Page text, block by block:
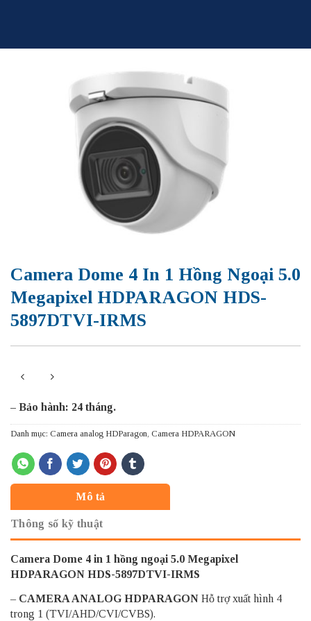
Camera Dome 4 In 1 Hồng Ngoại 5.0
Megapixel HDPARAGON HDS-
5897DTVI-IRMS
– Bảo hành: 24 tháng.
Danh mục: Camera analog HDParagon, Camera HDPARAGON
Mô tả
Thông số kỹ thuật
Camera Dome 4 in 1 hồng ngoại 5.0 Megapixel
HDPARAGON HDS-5897DTVI-IRMS
– CAMERA ANALOG HDPARAGON Hỗ trợ xuất hình 4
trong 1 (TVI/AHD/CVI/CVBS).